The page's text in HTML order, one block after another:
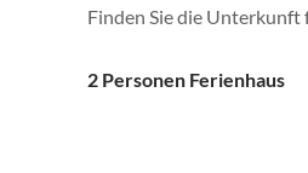
Finden Sie die Unterkunft
2 Personen Ferienhaus